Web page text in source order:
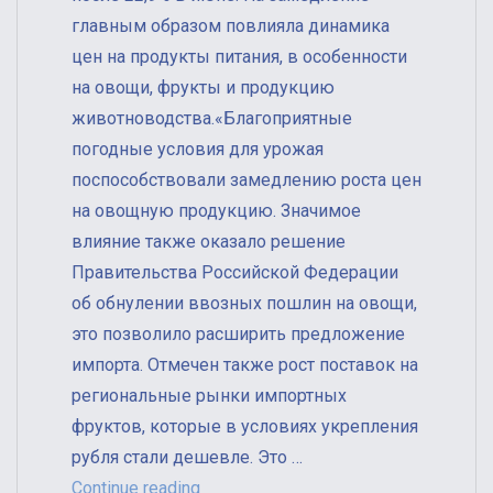
главным образом повлияла динамика
цен на продукты питания, в особенности
на овощи, фрукты и продукцию
животноводства.«Благоприятные
погодные условия для урожая
поспособствовали замедлению роста цен
на овощную продукцию. Значимое
влияние также оказало решение
Правительства Российской Федерации
об обнулении ввозных пошлин на овощи,
это позволило расширить предложение
импорта. Отмечен также рост поставок на
региональные рынки импортных
фруктов, которые в условиях укрепления
рубля стали дешевле. Это …
Continue reading«В Ингушетии третий месяц